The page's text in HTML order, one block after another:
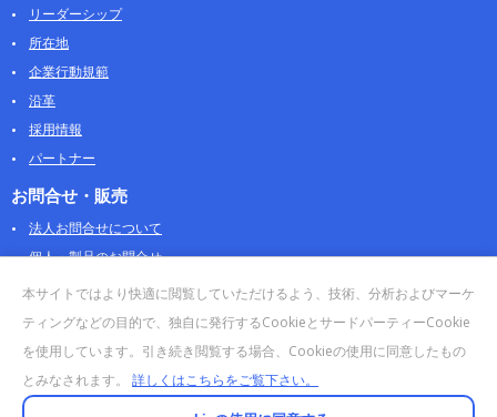
リーダーシップ
所在地
企業行動規範
沿革
採用情報
パートナー
お問合せ・販売
法人お問合せについて
個人・製品のお問合せ
AOSストア
クラウドデータカンパニー 法人向けガイド
販売終了・サポート終了製品
本サイトではより快適に閲覧していただけるよう、技術、分析およびマーケ
ティングなどの目的で、独自に発行するCookieとサードパーティーCookie
を使用しています。引き続き閲覧する場合、Cookieの使用に同意したもの
とみなされます。 詳しくはこちらをご覧下さい。